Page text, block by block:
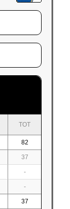
TOT
82
37
-
-
37